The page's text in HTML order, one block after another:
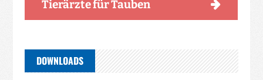
Bohnen, Sonnenblumenkerne, Weizen,
ersatzweise auch Haferflocken oder etwas
Reis sind geeignetes Futter für eine
Tierärzte für Tauben
DOWNLOADS